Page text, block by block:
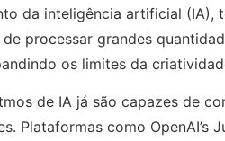
da inteligência artificial (IA),
processar grandes
os limites da
de IA já são capazes de
Plataformas como